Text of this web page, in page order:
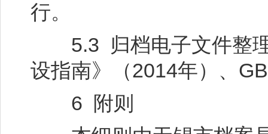
行。
5.3 归档电子文件整理
设指南》（2014年）、
6 附则